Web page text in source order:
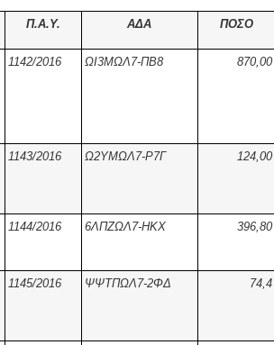
Π.Α.Υ. ΑΔΑ ΠΟΣΟ
1142/2016 ΩΙ3ΜΩΛ7-ΠΒ8 870,00
1143/2016 Ω2ΥΜΩΛ7-Ρ7Γ 124,00
1144/2016 6ΛΠΖΩΛ7-ΗΚΧ 396,80
1145/2016 ΨΨΤΠΩΛ7-2ΦΔ 74,4